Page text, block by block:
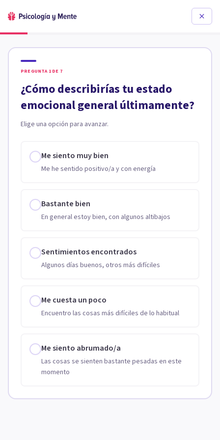
PREGUNTA 1 DE 7
¿Cómo describirías tu estado
emocional general últimamente?
Elige una opción para avanzar.
Me siento muy bien
Me he sentido positivo/a y con energía
Bastante bien
En general estoy bien, con algunos altibajos
Sentimientos encontrados
Algunos días buenos, otros más difíciles
Me cuesta un poco
Encuentro las cosas más difíciles de lo habitual
Me siento abrumado/a
Las cosas se sienten bastante pesadas en este
momento